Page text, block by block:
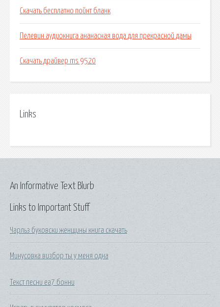
Скачать бесплатно пойнт бланк
Пелевин аудиокнига ананасная вода для прекрасной дамы
Скачать драйвер ms 9520
Links
Links to Important Stuff
Чарльз буковски женщины книга скачать
Минусовка визбор ты у меня одна
Текст песни еа7 бонни
An Informative Text Blurb